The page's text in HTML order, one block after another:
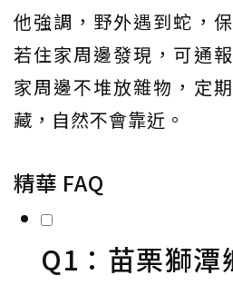
他強調，野外遇到蛇，
若住家周邊發現，可通
家周邊不堆放雜物，定
藏，自然不會靠近。
精華 FAQ
Q1：苗栗獅潭